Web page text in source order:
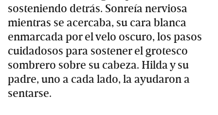
sosteniendo detrás. Sonreía nerviosa
mientras se acercaba, su cara blanca
enmarcada por el velo oscuro, los pasos
cuidadosos para sostener el grotesco
sombrero sobre su cabeza. Hilda y su
padre, uno a cada lado, la ayudaron a
sentarse.